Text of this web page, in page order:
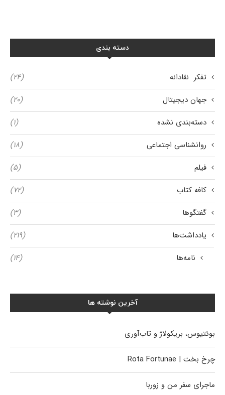
دسته بندی
تفکر نقادانه
(۲۴)
جهان دیجیتال
(۲۰)
دسته‌بندی نشده
(۱)
روانشناسی اجتماعی
(۱۸)
فیلم
(۵)
کافه کتاب
(۷۲)
گفتگوها
(۳)
یادداشت‌ها
(۲۱۹)
نامه‌ها
(۱۴)
آخرین نوشته ها
بوئتیوس، بریکولاژ و تاب‌آوری
چرخ بخت | Rota Fortunae
ماجرای سفر من و زوربا